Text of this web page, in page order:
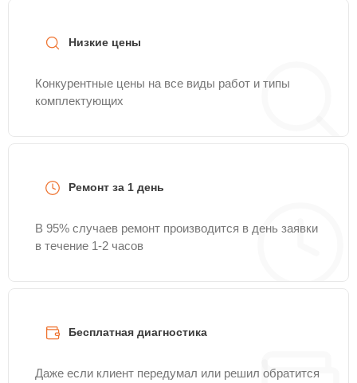
Низкие цены
Конкурентные цены на все виды работ и типы
комплектующих
Ремонт за 1 день
В 95% случаев ремонт производится в день заявки
в течение 1-2 часов
Бесплатная диагностика
Даже если клиент передумал или решил обратится